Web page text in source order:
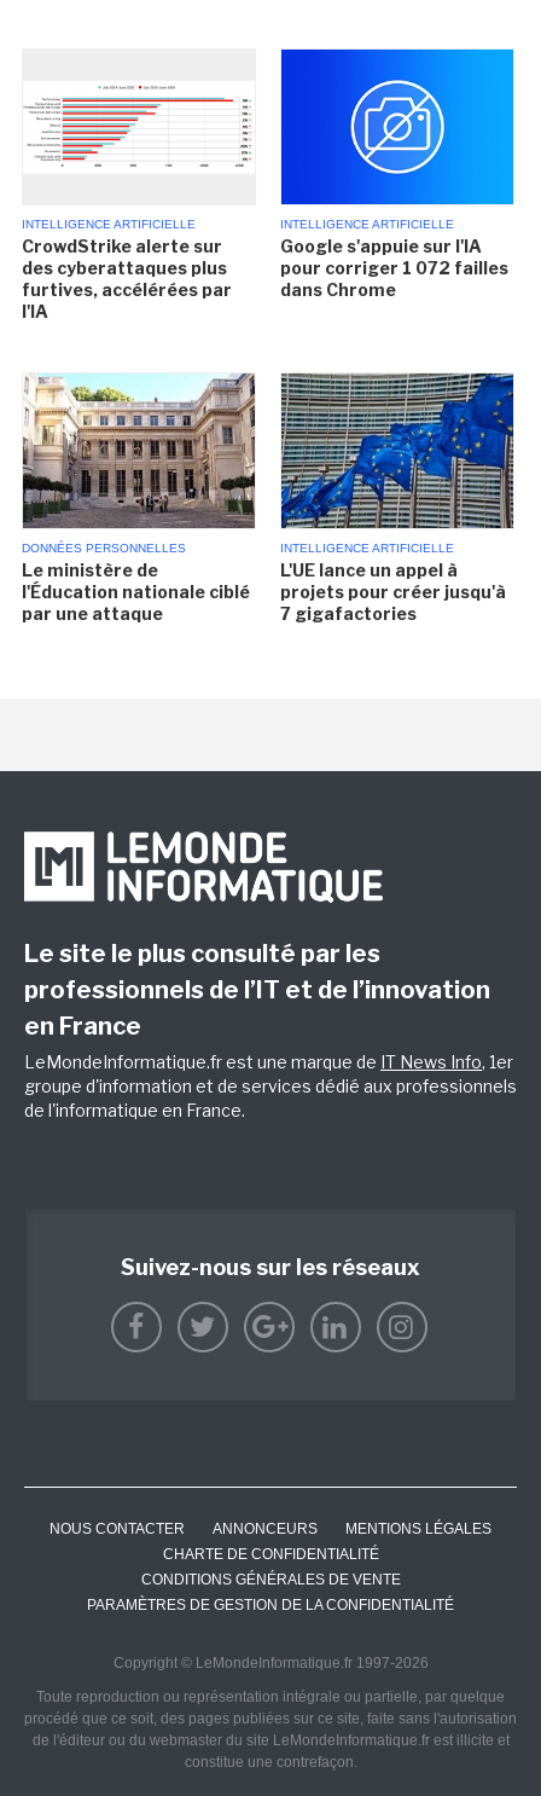
INTELLIGENCE ARTIFICIELLE
CrowdStrike alerte sur
des cyberattaques plus
furtives, accélérées par
l'IA
INTELLIGENCE ARTIFICIELLE
Google s'appuie sur l'IA
pour corriger 1 072 failles
dans Chrome
DONNÉES PERSONNELLES
Le ministère de
l'Éducation nationale ciblé
par une attaque
INTELLIGENCE ARTIFICIELLE
L'UE lance un appel à
projets pour créer jusqu'à
7 gigafactories
Le site le plus consulté par les
professionnels de l’IT et de l’innovation
en France
LeMondeInformatique.fr est une marque de IT News Info, 1er
groupe d'information et de services dédié aux professionnels
de l'informatique en France.
Suivez-nous sur les réseaux
NOUS CONTACTER ANNONCEURS
MENTIONS LÉGALES
CHARTE DE CONFIDENTIALITÉ
CONDITIONS GÉNÉRALES DE VENTE
PARAMÈTRES DE GESTION DE LA CONFIDENTIALITÉ
Copyright © LeMondeInformatique.fr 1997-2026
Toute reproduction ou représentation intégrale ou partielle, par quelque
procédé que ce soit, des pages publiées sur ce site, faite sans l'autorisation
de l'éditeur ou du webmaster du site LeMondeInformatique.fr est illicite et
constitue une contrefaçon.